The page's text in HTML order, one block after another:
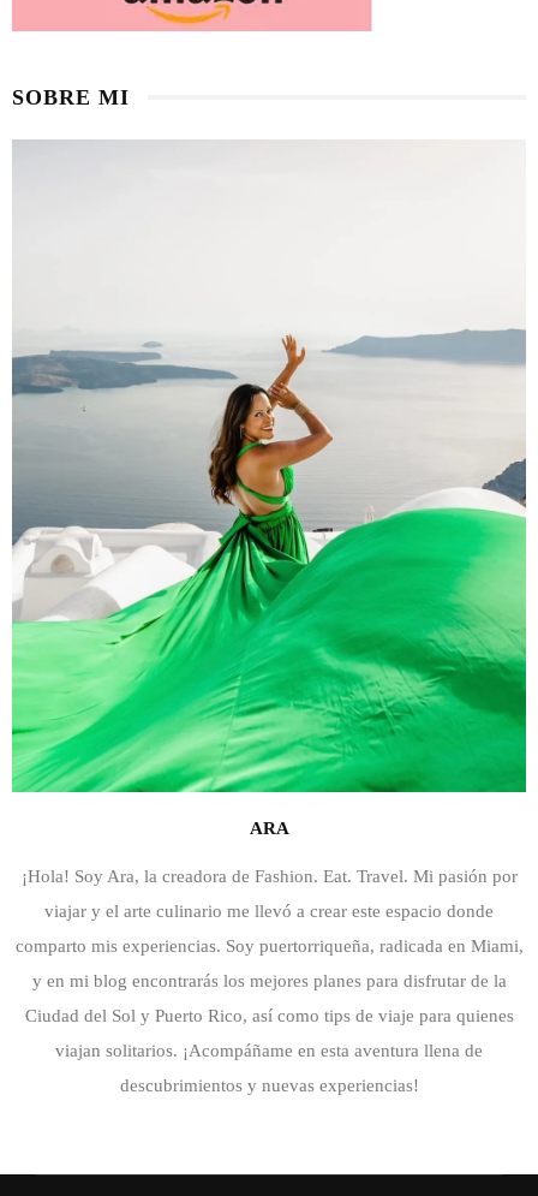
SOBRE MI
ARA
¡Hola! Soy Ara, la creadora de Fashion. Eat. Travel. Mi pasión por
viajar y el arte culinario me llevó a crear este espacio donde
comparto mis experiencias. Soy puertorriqueña, radicada en Miami,
y en mi blog encontrarás los mejores planes para disfrutar de la
Ciudad del Sol y Puerto Rico, así como tips de viaje para quienes
viajan solitarios. ¡Acompáñame en esta aventura llena de
descubrimientos y nuevas experiencias!